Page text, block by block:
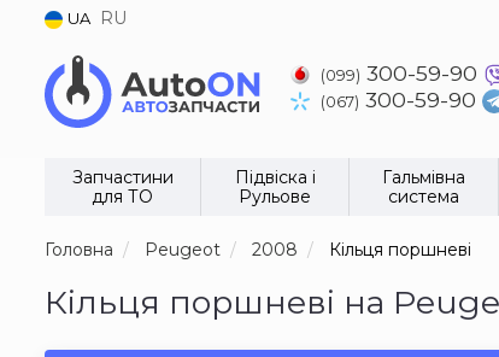
UA RU
(099) 300-59-90
(067) 300-59-90
Запчастини
для ТО
Підвіска і
Рульове
Гальмівна
система
Головна Peugeot 2008 Кільця поршневі
Кільця поршневі на